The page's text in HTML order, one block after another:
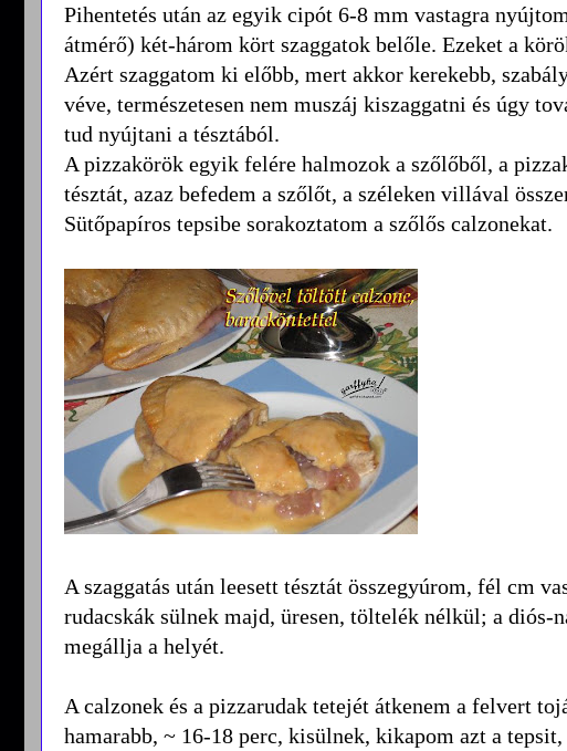
Pihentetés után az egyik cipót 6-8 mm vastagra
átmérő) két-három kört szaggatok belőle. Ezeket a
Azért szaggatom ki előbb, mert akkor kerekebb,
véve, természetesen nem muszáj kiszaggatni és úgy
tud nyújtani a tésztából.
A pizzakörök egyik felére halmozok a szőlőből, a
tésztát, azaz befedem a szőlőt, a széleken villával
Sütőpapíros tepsibe sorakoztatom a szőlős calzonekat.
A szaggatás után leesett tésztát összegyúrom, fél cm
rudacskák sülnek majd, üresen, töltelék nélkül; a diós-
megállja a helyét.
A calzonek és a pizzarudak tetejét átkenem a felvert
hamarabb, ~ 16-18 perc, kisülnek, kikapom azt a